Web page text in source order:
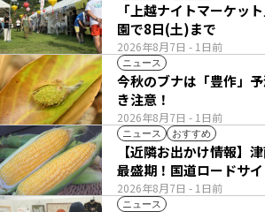
2026年8月7日 - 1日前
「上越ナイトマーケッ
園で8日(土)まで
ニュース
2026年8月7日 - 1日前
今秋のブナは「豊作」予測 クマ出没に引
き注意！
ニュース おすすめ
2026年8月7日 - 1日前
【近隣お出かけ情報】
最盛期！国道ロードサ
い列
ニュース